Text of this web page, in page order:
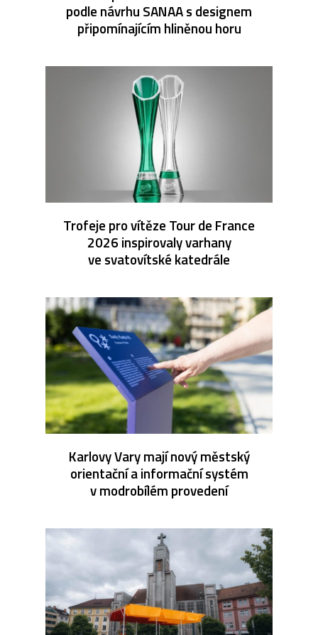
podle návrhu SANAA s designem
připomínajícím hliněnou horu
Trofeje pro vítěze Tour de France
2026 inspirovaly varhany
ve svatovítské katedrále
Karlovy Vary mají nový městský
orientační a informační systém
v modrobílém provedení